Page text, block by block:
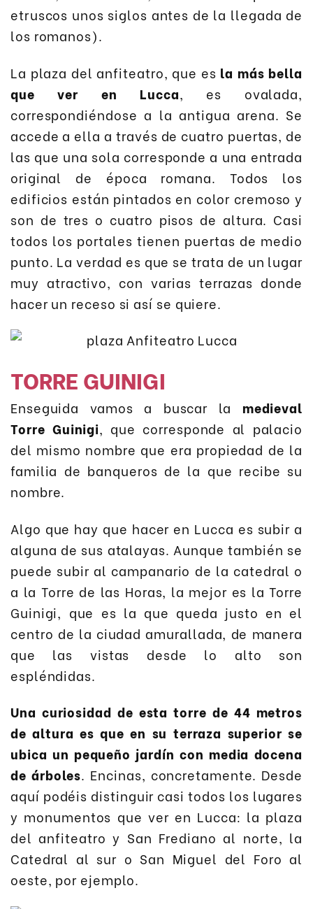
etruscos unos siglos antes de la llegada de
los romanos).
La plaza del anfiteatro, que es la más bella
que ver en Lucca, es ovalada,
correspondiéndose a la antigua arena. Se
accede a ella a través de cuatro puertas, de
las que una sola corresponde a una entrada
original de época romana. Todos los
edificios están pintados en color cremoso y
son de tres o cuatro pisos de altura. Casi
todos los portales tienen puertas de medio
punto. La verdad es que se trata de un lugar
muy atractivo, con varias terrazas donde
hacer un receso si así se quiere.
TORRE GUINIGI
Enseguida vamos a buscar la medieval
Torre Guinigi, que corresponde al palacio
del mismo nombre que era propiedad de la
familia de banqueros de la que recibe su
nombre.
Algo que hay que hacer en Lucca es subir a
alguna de sus atalayas. Aunque también se
puede subir al campanario de la catedral o
a la Torre de las Horas, la mejor es la Torre
Guinigi, que es la que queda justo en el
centro de la ciudad amurallada, de manera
que las vistas desde lo alto son
espléndidas.
Una curiosidad de esta torre de 44 metros
de altura es que en su terraza superior se
ubica un pequeño jardín con media docena
de árboles. Encinas, concretamente. Desde
aquí podéis distinguir casi todos los lugares
y monumentos que ver en Lucca: la plaza
del anfiteatro y San Frediano al norte, la
Catedral al sur o San Miguel del Foro al
oeste, por ejemplo.